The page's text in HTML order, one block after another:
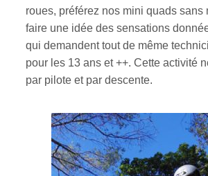
roues, préférez nos mini quads sans
faire une idée des sensations
qui demandent tout de même
pour les 13 ans et ++. Cette activité
par pilote et par descente.